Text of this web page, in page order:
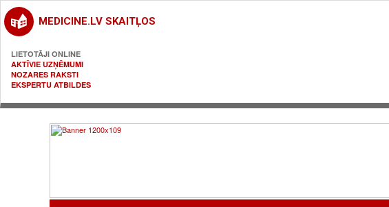
MEDICINE.LV SKAITĻOS
LIETOTĀJI ONLINE
AKTĪVIE UZŅĒMUMI
NOZARES RAKSTI
EKSPERTU ATBILDES